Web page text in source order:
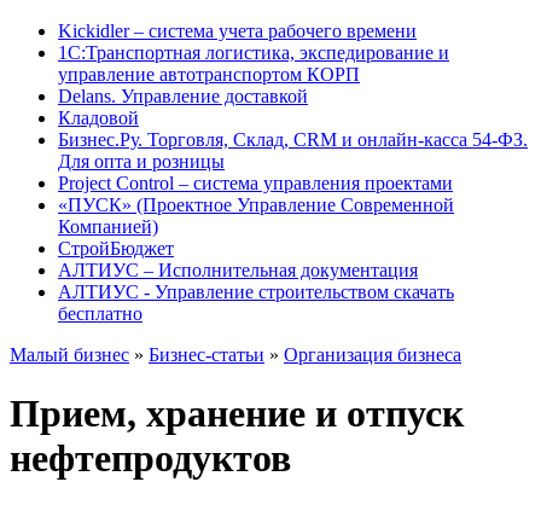
Kickidler – система учета рабочего времени
1С:Транспортная логистика, экспедирование и
управление автотранспортом КОРП
Delans. Управление доставкой
Кладовой
Бизнес.Ру. Торговля, Склад, CRM и онлайн-касса 54-ФЗ.
Для опта и розницы
Project Сontrol – система управления проектами
«ПУСК» (Проектное Управление Современной
Компанией)
СтройБюджет
АЛТИУС – Исполнительная документация
АЛТИУС - Управление строительством скачать
бесплатно
Малый бизнес » Бизнес-статьи » Организация бизнеса
Прием, хранение и отпуск
нефтепродуктов